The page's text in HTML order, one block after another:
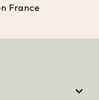
France
